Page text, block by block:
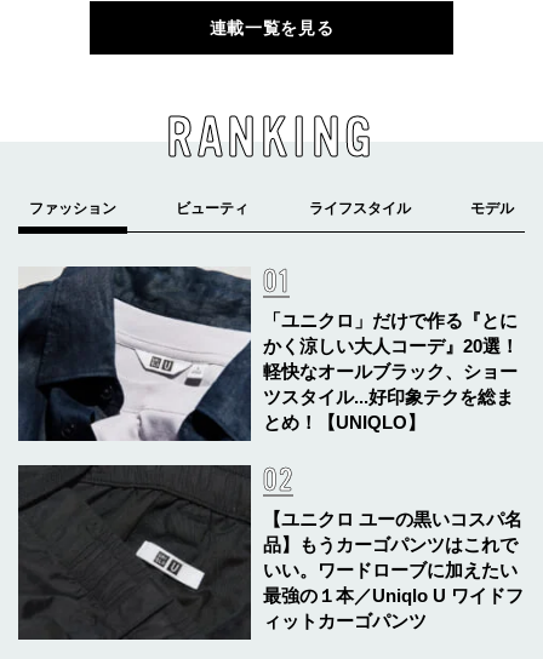
連載一覧を見る
RANKING
「ユニクロ」だけで作る『とに
かく涼しい大人コーデ』20選！
軽快なオールブラック、ショー
ツスタイル...好印象テクを総ま
とめ！【UNIQLO】
【ユニクロ ユーの黒いコスパ名
品】もうカーゴパンツはこれで
いい。ワードローブに加えたい
最強の１本／Uniqlo U ワイドフ
ィットカーゴパンツ